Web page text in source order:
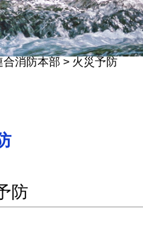
合消防本部 > 火災予防
防